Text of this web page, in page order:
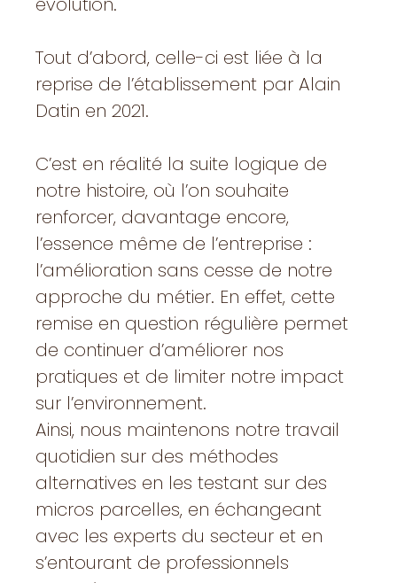
Tout d’abord, celle-ci est liée à la
reprise de l’établissement par Alain
Datin en 2021.
C’est en réalité la suite logique de
notre histoire, où l’on souhaite
renforcer, davantage encore,
l’essence même de l’entreprise :
l’amélioration sans cesse de notre
approche du métier. En effet, cette
remise en question régulière permet
de continuer d’améliorer nos
pratiques et de limiter notre impact
sur l’environnement.
Ainsi, nous maintenons notre travail
quotidien sur des méthodes
alternatives en les testant sur des
micros parcelles, en échangeant
avec les experts du secteur et en
s’entourant de professionnels